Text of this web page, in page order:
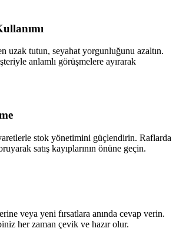
uzak tutun, seyahat yorgunluğunu azaltın.
anlamlı görüşmelere ayırarak
stok yönetimini güçlendirin. Raflarda
satış kayıplarının önüne geçin.
veya yeni fırsatlara anında cevap verin.
her zaman çevik ve hazır olur.